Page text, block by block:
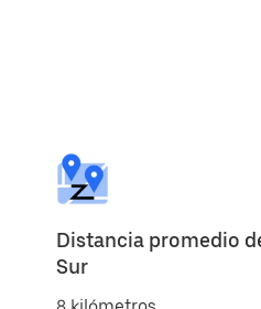
Distancia promedio
Sur